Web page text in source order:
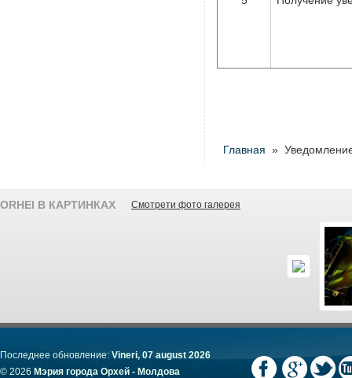
Главная »
ORHEI В КАРТИНКАХ Смотрети фото галерея
Последнее обновление: Vineri, 07 august 2026
© 2026 Мэрия города Орхей - Молдова